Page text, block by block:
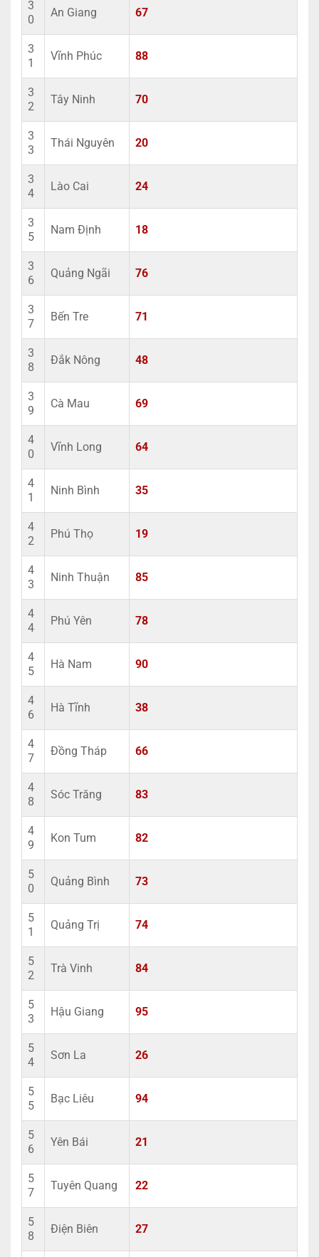
3
0
An Giang 67
3
1
Vĩnh Phúc 88
3
2
Tây Ninh 70
3
3
Thái Nguyên 20
3
4
Lào Cai 24
3
5
Nam Định 18
3
6
Quảng Ngãi 76
3
7
Bến Tre 71
3
8
Đắk Nông 48
3
9
Cà Mau 69
4
0
Vĩnh Long 64
4
1
Ninh Bình 35
4
2
Phú Thọ 19
4
3
Ninh Thuận 85
4
4
Phú Yên 78
4
5
Hà Nam 90
4
6
Hà Tĩnh 38
4
7
Đồng Tháp 66
4
8
Sóc Trăng 83
4
9
Kon Tum 82
5
0
Quảng Bình 73
5
1
Quảng Trị 74
5
2
Trà Vinh 84
5
3
Hậu Giang 95
5
4
Sơn La 26
5
5
Bạc Liêu 94
5
6
Yên Bái 21
5
7
Tuyên Quang 22
5
8
Điện Biên 27